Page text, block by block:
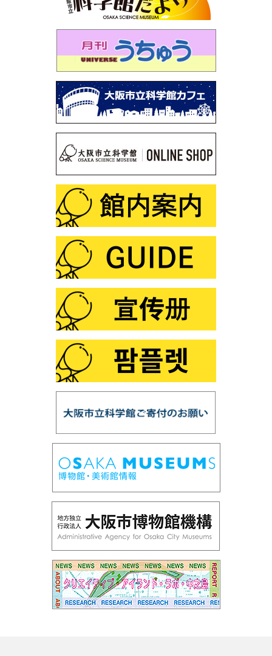
第104回 プラネタリウム「星空オールナイト」
第103回 プラネタリウム「火星・土星・冥王星ツア
第102回 プラネタリウム「ファミリータイム」
第101回 この夏は「花火×化学」
第100回 プラネタリウム「銀河の世界」
第98回 「スーパー磁石で大冒険」
第97回 「鉱物の結晶構造」
第96回 「だれでもできる！天体写真を写してみよ
第95回 プラネタリウム「ロゼッタ、彗星を探査せ
第94回 サイエンスショー「フシギな偏光板」
第93回 企画展「光とあかり」
第92回プラネタリウム「ブラックホール」
第91回サイエンスショー「赤青緑の光サイエンス」
第90回国際光年協賛「花火の色とひかり展」
第89回プラネタリウム「天の川をさぐる」
第85回 サイエンスショー「バランス大実験」
新年のごあいさつ
第84回 プラネタリウム「ビッグバン～宇宙ヒストリア
第83回 サイエンスショー「水の科学」：凍らない水
第82回 プラネタリウム「宇宙人をさがす冴えたやり方
―沈黙のフライバイ」
第81回 「はやぶさ２」 プラネタリウム＆企画展につい